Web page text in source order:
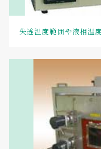
失透温度範囲や液相温